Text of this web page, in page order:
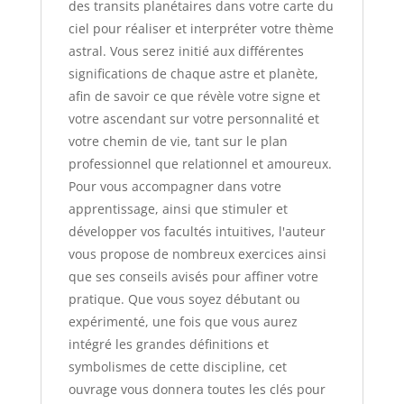
des transits planétaires dans votre carte du
ciel pour réaliser et interpréter votre thème
astral. Vous serez initié aux différentes
significations de chaque astre et planète,
afin de savoir ce que révèle votre signe et
votre ascendant sur votre personnalité et
votre chemin de vie, tant sur le plan
professionnel que relationnel et amoureux.
Pour vous accompagner dans votre
apprentissage, ainsi que stimuler et
développer vos facultés intuitives, l'auteur
vous propose de nombreux exercices ainsi
que ses conseils avisés pour affiner votre
pratique. Que vous soyez débutant ou
expérimenté, une fois que vous aurez
intégré les grandes définitions et
symbolismes de cette discipline, cet
ouvrage vous donnera toutes les clés pour